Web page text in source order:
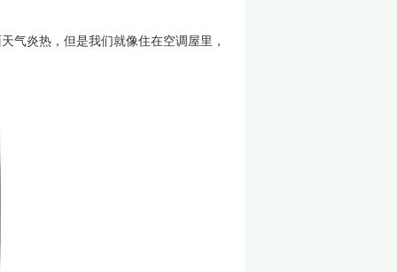
炎热，但是我们就像住在空调屋里，